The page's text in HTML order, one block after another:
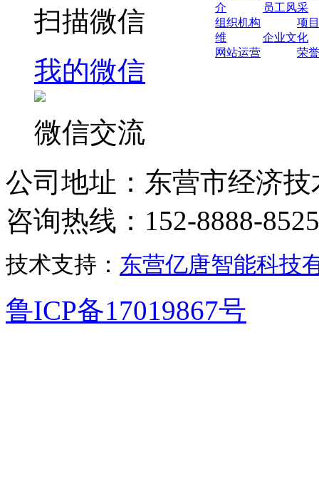
介
员工风采
组织机构
项
维
企业文化
网站运营
荣
扫描微信
我的微信
微信交流
公司地址：东营市经济
咨询热线：152-8888-8525
技术支持： 东营亿唐智能科技
鲁ICP备17019867号